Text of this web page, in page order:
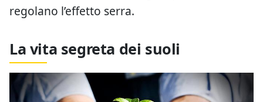
regolano l’effetto serra.
La vita segreta dei suoli